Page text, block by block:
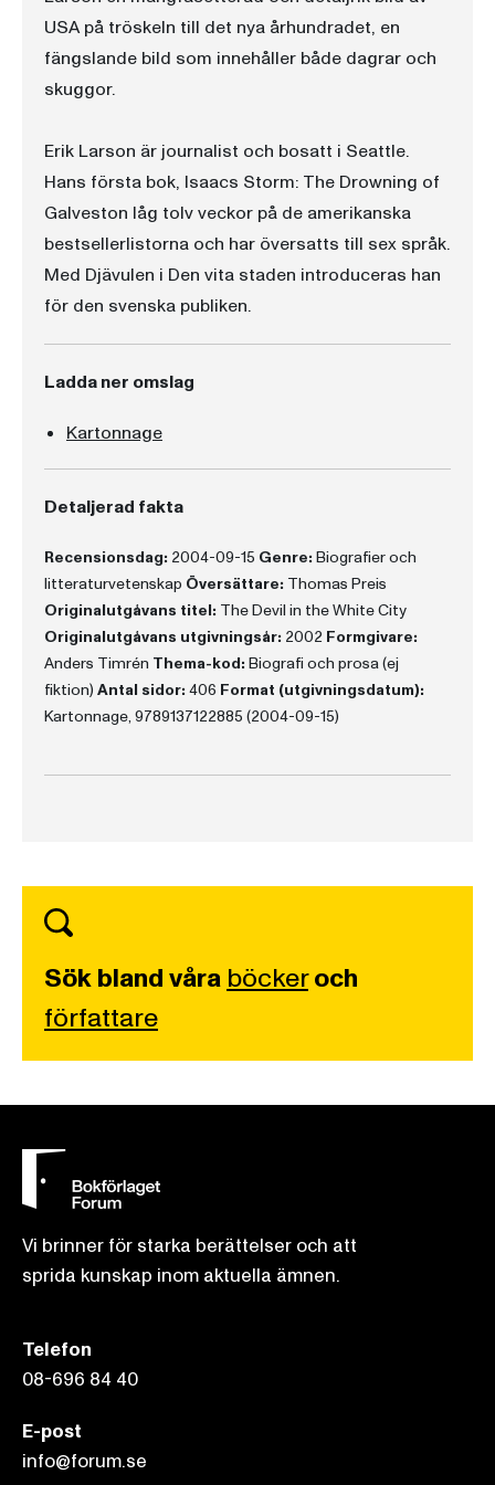
USA på tröskeln till det nya århundradet, en
fängslande bild som innehåller både dagrar och
skuggor.
Erik Larson är journalist och bosatt i Seattle.
Hans första bok, Isaacs Storm: The Drowning of
Galveston låg tolv veckor på de amerikanska
bestsellerlistorna och har översatts till sex språk.
Med Djävulen i Den vita staden introduceras han
för den svenska publiken.
Ladda ner omslag
Kartonnage
Detaljerad fakta
Recensionsdag: 2004-09-15 Genre: Biografier och
litteraturvetenskap Översättare: Thomas Preis
Originalutgåvans titel: The Devil in the White City
Originalutgåvans utgivningsår: 2002 Formgivare:
Anders Timrén Thema-kod: Biografi och prosa (ej
fiktion) Antal sidor: 406 Format (utgivningsdatum):
Kartonnage, 9789137122885 (2004-09-15)
Sök bland våra böckeroch
författare
Vi brinner för starka berättelser och att
sprida kunskap inom aktuella ämnen.
Telefon
08-696 84 40
E-post
info@forum.se